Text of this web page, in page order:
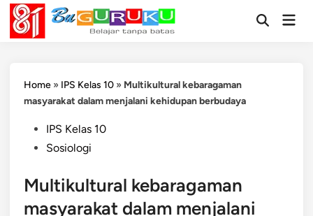
Skip
content
OpenMain
Home » IPS Kelas 10 » Multikultural kebaragaman
masyarakat dalam menjalani kehidupan berbudaya
PostedIPS Kelas 10
Sosiologi
Multikultural kebaragaman
masyarakat dalam menjalani